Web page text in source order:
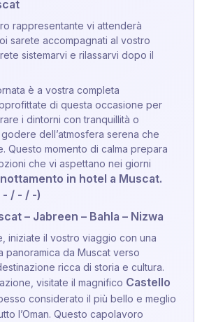
rappresentante vi attenderà
sarete accompagnati al vostro
sistemarvi e rilassarvi dopo il
è a vostra completa
di questa occasione per
i dintorni con tranquillità o
dell’atmosfera serena che
Questo momento di calma prepara
che vi aspettano nei giorni
in hotel a Muscat.
- / - / -)
– Jabreen – Bahla – Nizwa
iniziate il vostro viaggio con una
panoramica da Muscat verso
ricca di storia e cultura.
visitate il magnifico Castello
considerato il più bello e meglio
l’Oman. Questo capolavoro